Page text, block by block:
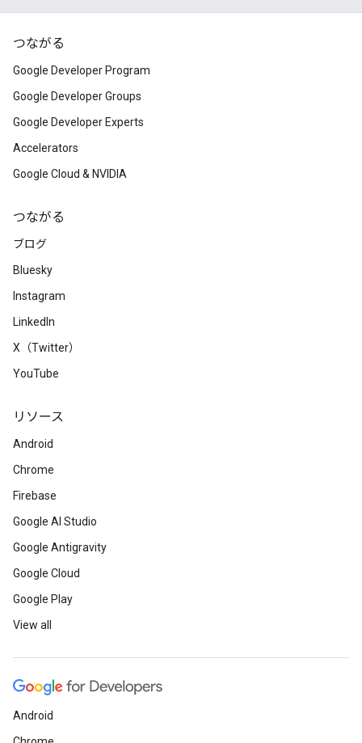
つながる
Google Developer Program
Google Developer Groups
Google Developer Experts
Accelerators
Google Cloud & NVIDIA
つながる
ブログ
Bluesky
Instagram
LinkedIn
X（Twitter）
YouTube
リソース
Android
Chrome
Firebase
Google AI Studio
Google Antigravity
Google Cloud
Google Play
View all
Android